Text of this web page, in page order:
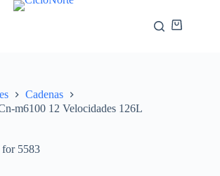
Cadenas
m6100 12 Velocidades 126L